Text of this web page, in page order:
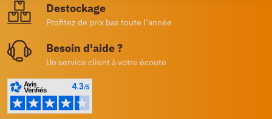
Destockage
Profitez de prix bas toute l’année
Besoin d'aide ?
Un service client à votre écoute